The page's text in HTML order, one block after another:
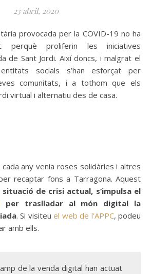
23 abril, 2020
perquè proliferin les iniciatives
de Sant Jordi. Així doncs, i malgrat el
socials s’han esforçat per
comunitats, i a tothom que els
virtual i alternatiu des de casa.
cada any venia roses solidàries i altres
recaptar fons a Tarragona. Aquest
de crisi actual, s’impulsa el
per traslladar al món digital la
. Si visiteu el web de l’APPC, podeu
amb ells.
de la venda digital han actuat